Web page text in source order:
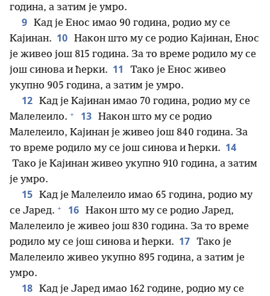
година, а затим је умро.
9 Кад је Енос имао 90 година, родио му се
Кајинан. 10 Након што му се родио Кајинан, Енос
је живео још 815 година. За то време родило му се
још синова и ћерки. 11
Тако је Енос живео
укупно 905 година, а затим је умро.
12 Кад је Кајинан имао 70 година, родио му се
Малелеило. + 13 Након што му се родио
Малелеило, Кајинан је живео још 840 година. За
то време родило му се још синова и ћерки. 14
Тако је Кајинан живео укупно 910 година, а затим
је умро.
15 Кад је Малелеило имао 65 година, родио му
се Јаред. + 16 Након што му се родио Јаред,
Малелеило је живео још 830 година. За то време
родило му се још синова и ћерки. 17 Тако је
Малелеило живео укупно 895 година, а затим је
умро.
18 Кад је Јаред имао 162 године, родио му се